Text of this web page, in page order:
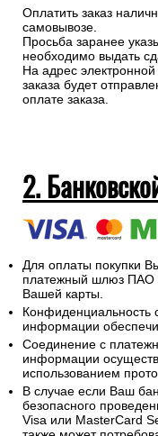
Оплатить заказ
самовывозе.
Просьба заранее
необходимо выдать
На адрес
заказа будет
оплате заказа.
2.
Для оплаты покупки
платежный шлюз ПАО
Вашей карты.
Конфиденциальность
информации
Соединение с
информации
использованием
В случае если Ваш
безопасного
Visa или MasterCard